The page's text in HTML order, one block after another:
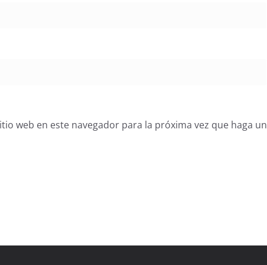
web en este navegador para la próxima vez que haga un